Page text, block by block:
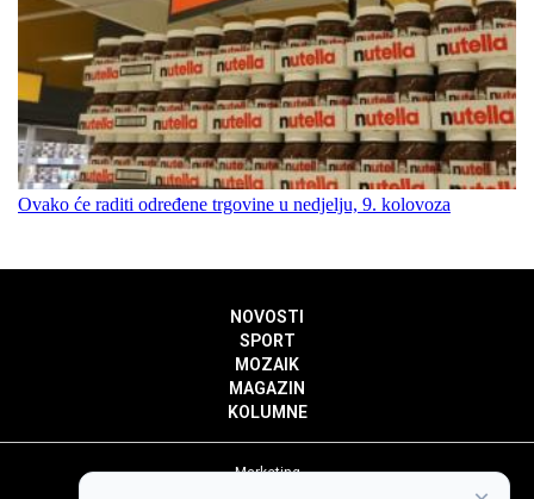
Ovako će raditi određene trgovine u nedjelju, 9. kolovoza
NOVOSTI
SPORT
MOZAIK
MAGAZIN
KOLUMNE
Marketing